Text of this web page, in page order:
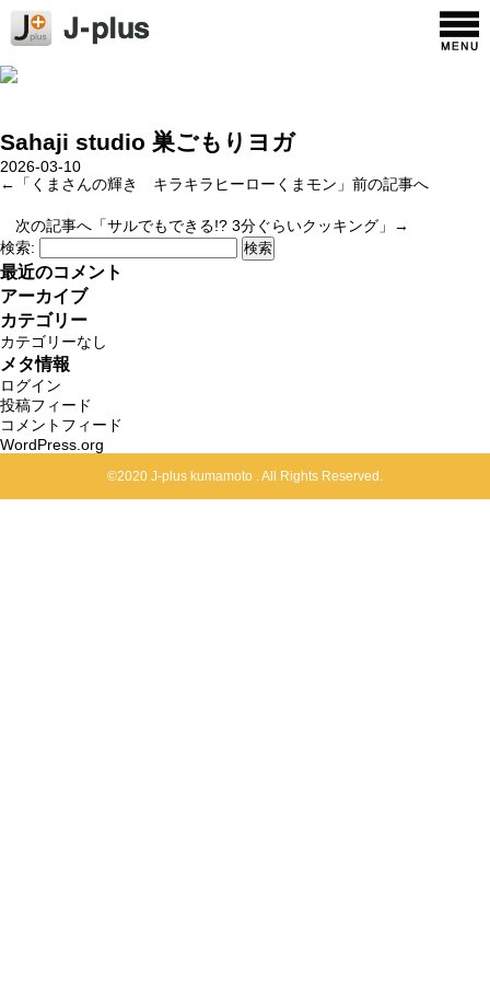
Sahaji studio 巣ごもりヨガ
2026-03-10
←「 くまさんの輝き キラキラヒーローくまモン 」前の記事へ
次の記事へ「サルでもできる!? 3分ぐらいクッキング 」→
検索:
最近のコメント
アーカイブ
カテゴリー
カテゴリーなし
メタ情報
ログイン
投稿フィード
コメントフィード
WordPress.org
©2020 J-plus kumamoto . All Rights Reserved.